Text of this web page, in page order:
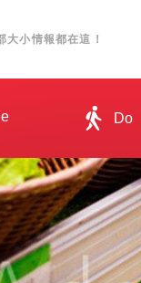
小情報都在這！
Do